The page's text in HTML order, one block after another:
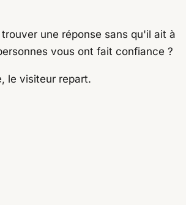
une réponse sans qu'il ait à
vous ont fait confiance ?
le visiteur repart.